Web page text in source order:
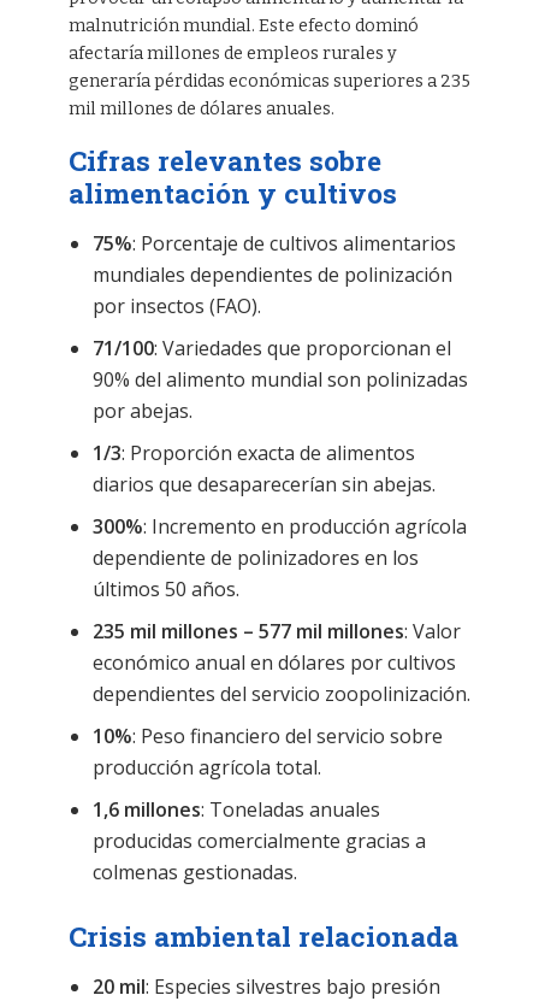
malnutrición mundial. Este efecto dominó
afectaría millones de empleos rurales y
generaría pérdidas económicas superiores a 235
mil millones de dólares anuales.
Cifras relevantes sobre
alimentación y cultivos
75%: Porcentaje de cultivos alimentarios
mundiales dependientes de polinización
por insectos (FAO).
71/100: Variedades que proporcionan el
90% del alimento mundial son polinizadas
por abejas.
1/3: Proporción exacta de alimentos
diarios que desaparecerían sin abejas.
300%: Incremento en producción agrícola
dependiente de polinizadores en los
últimos 50 años.
235 mil millones – 577 mil millones: Valor
económico anual en dólares por cultivos
dependientes del servicio zoopolinización.
10%: Peso financiero del servicio sobre
producción agrícola total.
1,6 millones: Toneladas anuales
producidas comercialmente gracias a
colmenas gestionadas.
Crisis ambiental relacionada
20 mil: Especies silvestres bajo presión